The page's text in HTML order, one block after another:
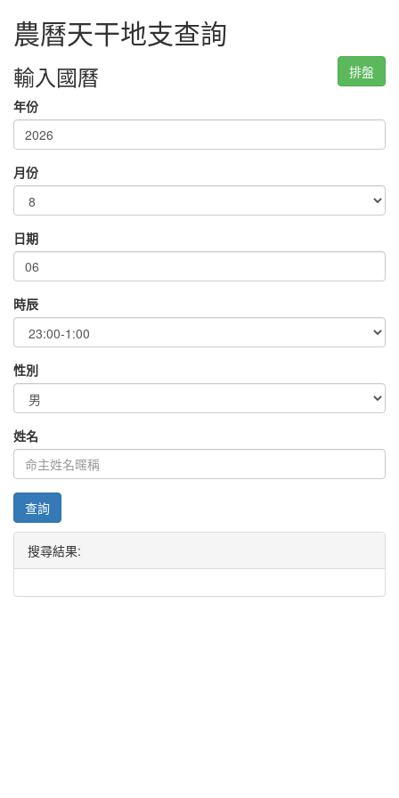
農曆天干地支查詢
排盤
輸入國曆
年份
月份
日期
時辰
性別
姓名
查詢
搜尋結果: